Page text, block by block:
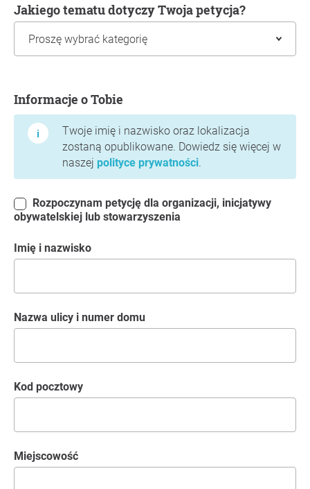
Jakiego tematu dotyczy Twoja petycja?
Informacje o Tobie
Twoje imię i nazwisko oraz lokalizacja
zostaną opublikowane. Dowiedz się więcej w
naszej polityce prywatności.
obywatelskiej lub stowarzyszenia
Imię i nazwisko
Nazwa ulicy i numer domu
kod pocztowy
Miejscowość